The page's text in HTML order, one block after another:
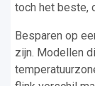
toch het beste,
Besparen op
zijn. Modellen